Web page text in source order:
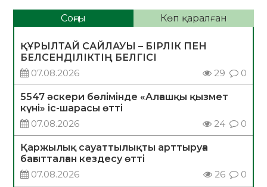
Соңғы Көп қаралған
ҚҰРЫЛТАЙ САЙЛАУЫ – БІРЛІК ПЕН
БЕЛСЕНДІЛІКТІҢ БЕЛГІСІ
07.08.2026
29 0
5547 әскери бөлімінде «Алғашқы қызмет
күні» іс-шарасы өтті
07.08.2026
24 0
Қаржылық сауаттылықты арттыруға
бағытталған кездесу өтті
07.08.2026
26 0